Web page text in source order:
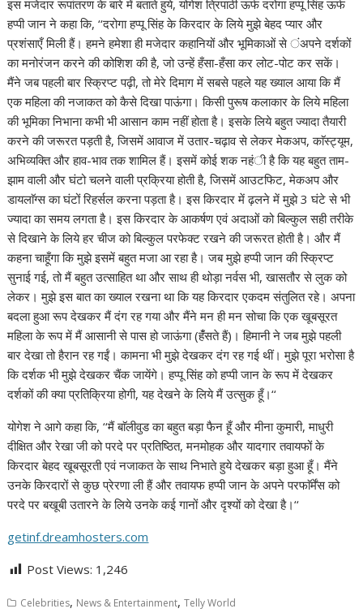
इस मजेदार रूपांतरण के बारे में बताते हुये, योगेश त्रिपाठी ऊर्फ दरोगा हप्पू सिंह ऊर्फ
हप्पी जान ने कहा कि, ‘‘दरोगा हप्पू सिंह के किरदार के लिये मुझे बेहद प्यार और
प्रशंसाएँ मिली हैं। हमने हमेशा ही मजेदार कहानियों और भूमिकाओं से ंअपने दर्शकों
का मनोरंजन करने की कोशिश की है, जो उन्हें हँसा-हँसा कर लोट-पोट कर सकें।
मैंने जब पहली बार स्क्रिप्ट पढ़ी, तो मेरे दिमाग में सबसे पहले यह ख्याल आया कि मैं
एक महिला की नजाकत को कैसे दिखा पाऊंगा। किसी पुरूष कलाकार के लिये महिला
की भूमिका निभाना कभी भी आसान काम नहीं होता है। इसके लिये बहुत ज्यादा तैयारी
करने की जरूरत पड़ती है, जिसमें आवाज में उतार-चढ़ाव से लेकर मेकअप, काॅस्ट्यूम,
अभिव्यक्ति और हाव-भाव तक शामिल हैं। इसमें कोई शक नहंी है कि यह बहुत ताम-
झाम वाली और घंटो चलने वाली प्रक्रिया होती है, जिसमें आउटफिट, मेकअप और
डायलाॅग्स का घंटों रिहर्सल करना पड़ता है। इस किरदार में ढ़लने में मुझे 3 घंटे से भी
ज्यादा का समय लगता है। इस किरदार के आकर्षण एवं अदाओं को बिल्कुल सही तरीके
से दिखाने के लिये हर चीज को बिल्कुल परफेक्ट रखने की जरूरत होती है। और मैं
कहना चाहूँगा कि मुझे इसमें बहुत मजा आ रहा है। जब मुझे हप्पी जान की स्क्रिप्ट
सुनाई गई, तो मैं बहुत उत्साहित था और साथ ही थोड़ा नर्वस भी, खासतौर से लुक को
लेकर। मुझे इस बात का ख्याल रखना था कि यह किरदार एकदम संतुलित रहे। अपना
बदला हुआ रूप देखकर मैं दंग रह गया और मैंने मन ही मन सोचा कि एक खूबसूरत
महिला के रूप में मैं आसानी से पास हो जाऊंगा (हँंसते हैं)। हिमानी ने जब मुझे पहली
बार देखा तो हैरान रह गईं। कामना भी मुझे देखकर दंग रह गई थीं। मुझे पूरा भरोसा है
कि दर्शक भी मुझे देखकर चैंक जायेंगे। हप्पू सिंह को हप्पी जान के रूप में देखकर
दर्शकों की क्या प्रतिक्रिया होगी, यह देखने के लिये मैं उत्सुक हूँ।‘‘
योगेश ने आगे कहा कि, ‘‘मैं बाॅलीवुड का बहुत बड़ा फैन हूँ और मीना कुमारी, माधुरी
दीक्षित और रेखा जी को परदे पर प्रतिष्ठित, मनमोहक और यादगार तवायफों के
किरदार बेहद खूबसूरती एवं नजाकत के साथ निभाते हुये देखकर बड़ा हुआ हूँ। मैंने
उनके किरदारों से कुछ प्रेरणा ली हैं और तवायफ हप्पी जान के अपने परफाॅर्मेंस को
परदे पर बखूबी उतारने के लिये उनके कई गानों और दृश्यों को देखा है।‘‘
getinf.dreamhosters.com
Post Views: 1,246
Celebrities, News & Entertainment,Telly World